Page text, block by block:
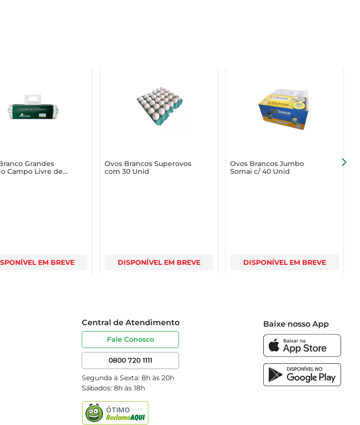
Grandes
Campo Livre de
EM BREVE
Ovos Brancos Superovos
com 30 Unid
DISPONÍVEL EM BREVE
Ovos Brancos Jumbo
Somai c/ 40 Unid
DISPONÍVEL EM BREVE
Central de Atendimento
Fale Conosco
0800 720 1111
Segunda à Sexta: 8h às 20h
Sábados: 8h às 18h
Baixe nosso App